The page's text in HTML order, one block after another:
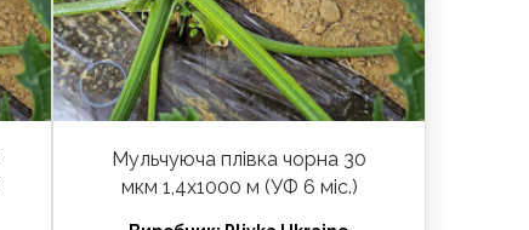
Мульчуюча плівка чорна 30
мкм 1,4х1000 м (УФ 6 міс.)